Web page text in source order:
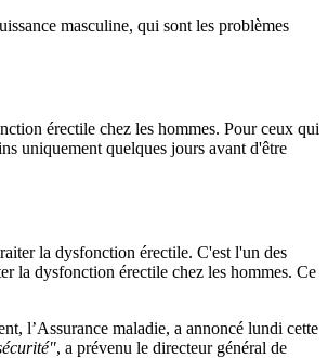
masculine, qui sont les problèmes
érectile chez les hommes. Pour ceux qui
uniquement quelques jours avant d'être
la dysfonction érectile. C'est l'un des
la dysfonction érectile chez les hommes. Ce
l’Assurance maladie, a annoncé lundi cette
, a prévenu le directeur général de